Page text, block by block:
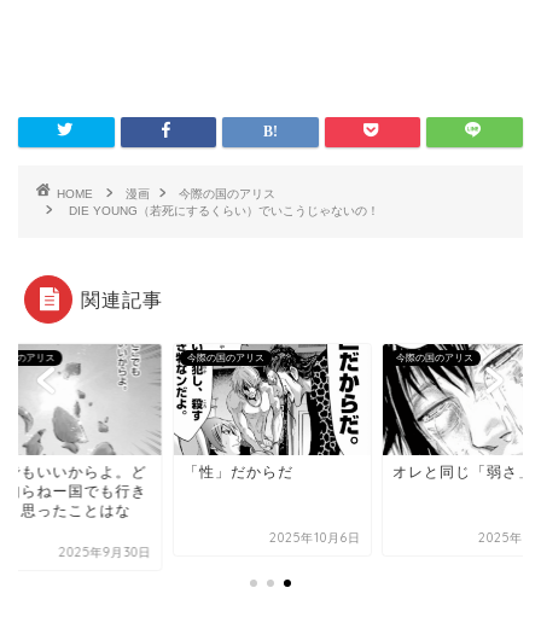
HOME 漫画
今際の国のアリス
DIE YOUNG（若死にするくらい）でいこうじゃないの！
関連記事
国のアリス
でもいいからよ。ど
知らねー国でも行き
と思ったことはな
2025年9月30日
今際の国のアリス
「性」だからだ
2025年10月6日
今際の国のアリス
オレと同じ「弱さ」
2025年10